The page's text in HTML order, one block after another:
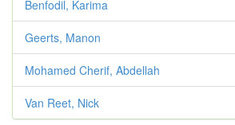
Benfodil, Karima
Geerts, Manon
Mohamed Cherif, Abdellah
Van Reet, Nick